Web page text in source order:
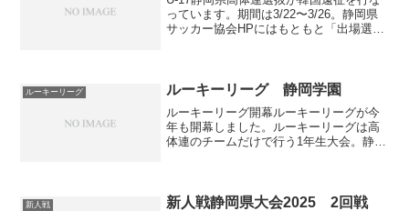
っています。期間は3/22〜3/26。静岡県
サッカー協会HPにはもともと「出場選
も消えてい...
ルーキーリーグ ルーキーリーグ 静岡学園
ルーキーリーグ開幕ルーキーリーグが今
年も開幕しました。ルーキーリーグは高
体連のチームだけで行う1年生大会。静岡
年生60人のう...
新人戦 新人戦静岡県大会2025 2回戦